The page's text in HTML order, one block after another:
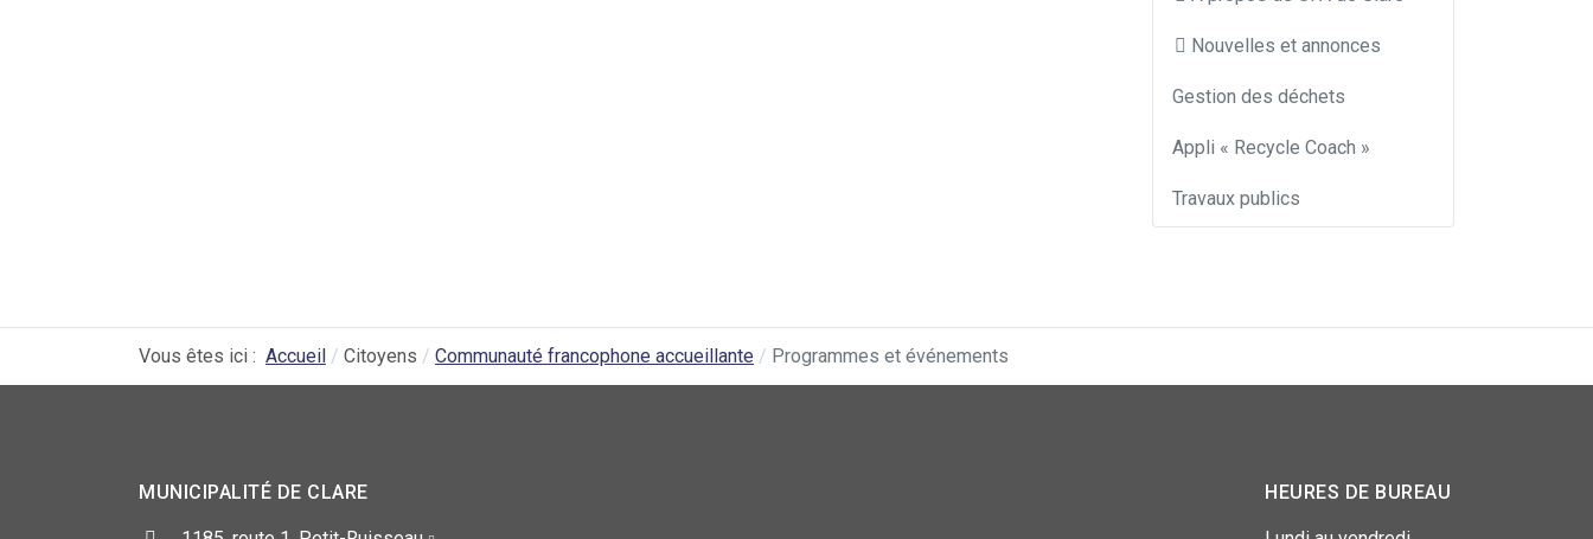
Nouvelles et annonces
Gestion des déchets
Appli « Recycle Coach »
Travaux publics
Vous êtes ici : Accueil Citoyens Communauté francophone accueillante Programmes et événements
MUNICIPALITÉ DE CLARE HEURES DE BUREAU